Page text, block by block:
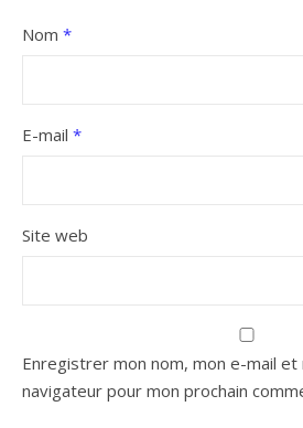
Nom *
E-mail *
Site web
Enregistrer mon nom, mon e-mail et
navigateur pour mon prochain